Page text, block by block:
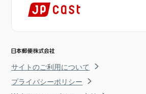
サイトのご利用について
プライバシーポリシー